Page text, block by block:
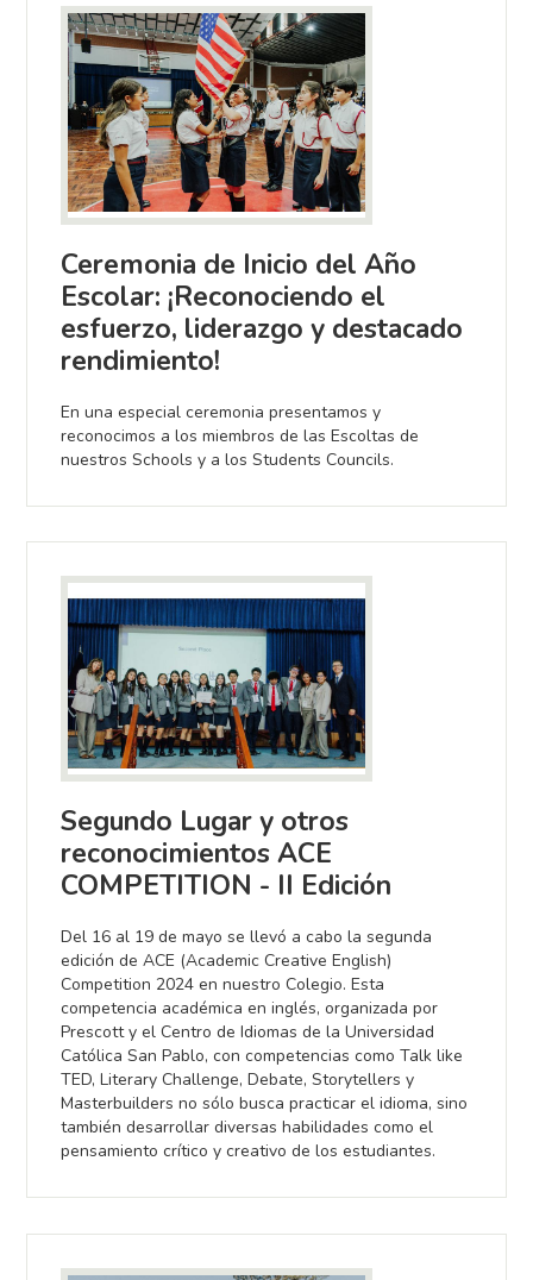
Ceremonia de Inicio del Año
Escolar: ¡Reconociendo el
esfuerzo, liderazgo y destacado
rendimiento!
En una especial ceremonia presentamos y
reconocimos a los miembros de las Escoltas de
nuestros Schools y a los Students Councils.
Segundo Lugar y otros
reconocimientos ACE
COMPETITION - II Edición
Del 16 al 19 de mayo se llevó a cabo la segunda
edición de ACE (Academic Creative English)
Competition 2024 en nuestro Colegio. Esta
competencia académica en inglés, organizada por
Prescott y el Centro de Idiomas de la Universidad
Católica San Pablo, con competencias como Talk like
TED, Literary Challenge, Debate, Storytellers y
Masterbuilders no sólo busca practicar el idioma, sino
también desarrollar diversas habilidades como el
pensamiento crítico y creativo de los estudiantes.